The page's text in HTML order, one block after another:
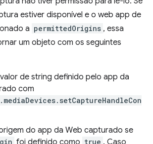
estiver disponível e o web app de
a permittedOrigins , essa
um objeto com os seguintes
de string definido pelo app da
com
do app da Web capturado se
foi definido como true . Caso